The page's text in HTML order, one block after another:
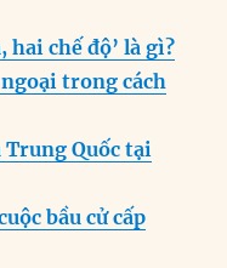
m
hai chế độ’ là gì?
trong cách
Trung Quốc tại
bầu cử cấp